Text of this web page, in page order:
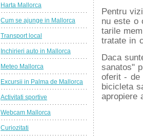
Pentru
nu este o
tarile
tratate in
Daca
sanatos"
oferit - de
bicicleta
apropiere
Harta Mallorca
Cum se ajunge in Mallorca
Transport local
Inchirieri auto in Mallorca
Meteo Mallorca
Excursii in Palma de Mallorca
Activitati sportive
Webcam Mallorca
Curiozitati